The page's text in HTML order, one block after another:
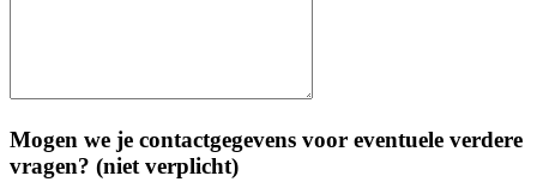
Mogen we je contactgegevens voor eventuele verdere
vragen? (niet verplicht)